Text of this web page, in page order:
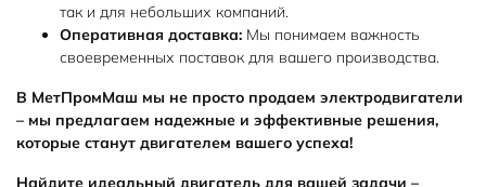
так и для небольших компаний.
Оперативная доставка: Мы понимаем важность
своевременных поставок для вашего производства.
В МетПромМаш мы не просто продаем электродвигатели
– мы предлагаем надежные и эффективные решения,
которые станут двигателем вашего успеха!
Найдите идеальный двигатель для вашей задачи –